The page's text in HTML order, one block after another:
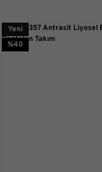
Yeni
%40